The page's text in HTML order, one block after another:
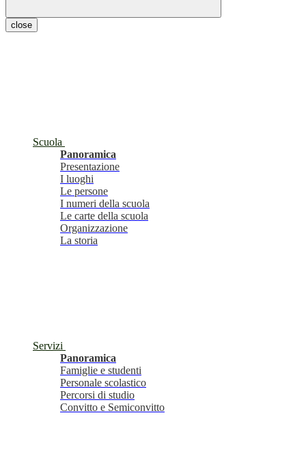
close
Scuola
Panoramica
Presentazione
I luoghi
Le persone
I numeri della scuola
Le carte della scuola
Organizzazione
La storia
Servizi
Panoramica
Famiglie e studenti
Personale scolastico
Percorsi di studio
Convitto e Semiconvitto